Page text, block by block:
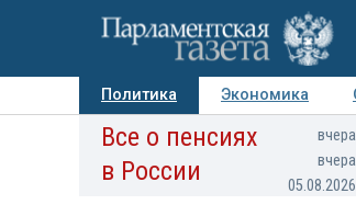
Политика Экономика
Авторы Персоны
Все о пенсиях
в России
вчера
вчера
05.08.2026